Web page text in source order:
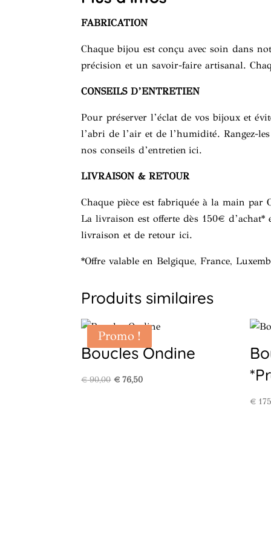
FABRICATION
Chaque bijou est conçu avec soin dans
précision et un savoir-faire artisanal.
CONSEILS D’ENTRETIEN
Pour préserver l’éclat de vos bijoux et
l’abri de l’air et de l’humidité. Rangez-
nos conseils d’entretienici.
LIVRAISON & RETOUR
Chaque pièce est fabriquée à la main
La livraison est offerte dès 150€
livraison et de retourici.
*Offre valable en Belgique, France,
Produits similaires
Promo !
Boucles Ondine
€90,00 Le
€ 76,50Le
€